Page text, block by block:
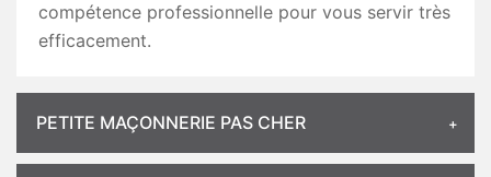
compétence professionnelle pour vous servir très
efficacement.
PETITE MAÇONNERIE PAS CHER